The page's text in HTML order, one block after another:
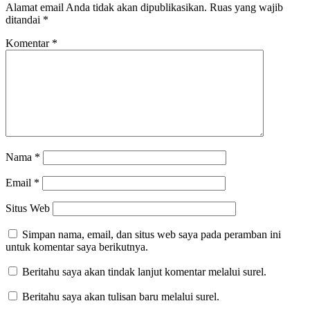
Alamat email Anda tidak akan dipublikasikan. Ruas yang wajib
ditandai *
Komentar *
Nama *
Email *
Situs Web
Simpan nama, email, dan situs web saya pada peramban ini
untuk komentar saya berikutnya.
Beritahu saya akan tindak lanjut komentar melalui surel.
Beritahu saya akan tulisan baru melalui surel.